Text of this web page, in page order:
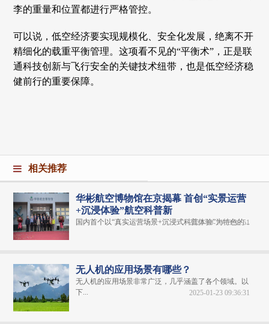
李的重量和位置都进行严格管控。
可以说，低空经济要实现规模化、安全化发展，绝离不开
精细化的载重平衡管理。这项看不见的“平衡术”，正是联
通科技创新与飞行安全的关键技术纽带，也是低空经济稳
健前行的重要保障。
相关推荐
华彬航空博物馆在京揭幕 首创“实景运营
+沉浸体验”航空科普新
国内首个以“真实运营场景+沉浸式科普体验”为特色的...
2025-10-16 13:39:51
无人机的应用场景有哪些？
无人机的应用场景非常广泛，几乎涵盖了各个领域。以
下...
2025-01-23 09:36:31